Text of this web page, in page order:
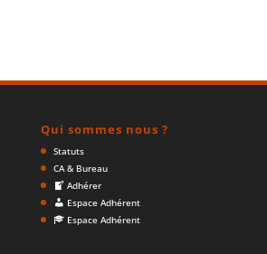
Qui sommes nous ?
Statuts
CA & Bureau
Adhérer
Espace Adhérent
Espace Adhérent